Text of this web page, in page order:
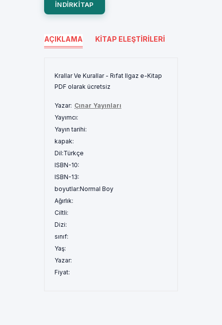
INDIRKITAP
AÇIKLAMA KITAP ELEŞTIRILERI
Krallar Ve Kurallar - Rıfat Ilgaz e-Kitap
PDF olarak ücretsiz
Yazar: Çınar Yayınları
Yayımcı:
Yayın tarihi:
kapak:
Dil:Türkçe
ISBN-10:
ISBN-13:
boyutlar:Normal Boy
Ağırlık:
Ciltli:
Dizi:
sınıf:
Yaş:
Yazar:
Fiyat: